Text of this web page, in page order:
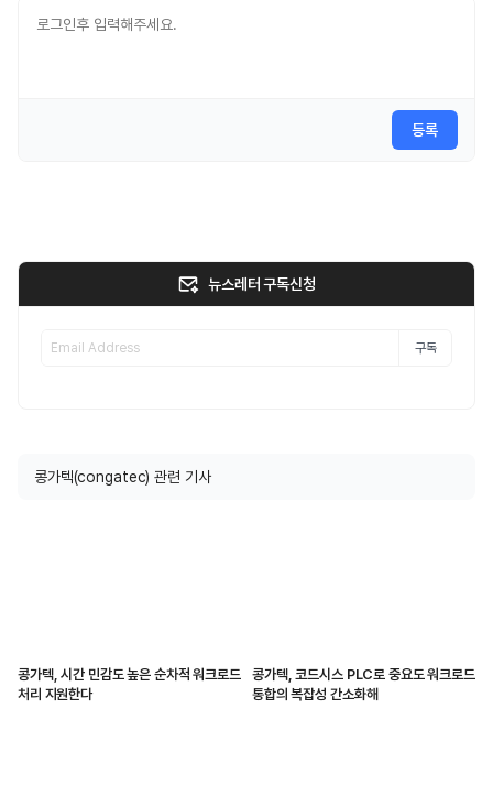
등록
뉴스레터 구독신청
구독
콩가텍(congatec) 관련 기사
콩가텍, 시간 민감도 높은 순차적 워크로드
처리 지원한다
콩가텍, 코드시스 PLC로 중요도 워크로드
통합의 복잡성 간소화해